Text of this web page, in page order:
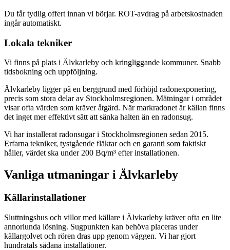
Du får tydlig offert innan vi börjar. ROT-avdrag på arbetskostnaden
ingår automatiskt.
Lokala tekniker
Vi finns på plats i Älvkarleby och kringliggande kommuner. Snabb
tidsbokning och uppföljning.
Älvkarleby ligger på en berggrund med förhöjd radonexponering,
precis som stora delar av Stockholmsregionen. Mätningar i området
visar ofta värden som kräver åtgärd. När markradonet är källan finns
det inget mer effektivt sätt att sänka halten än en radonsug.
Vi har installerat radonsugar i Stockholmsregionen sedan 2015.
Erfarna tekniker, tystgående fläktar och en garanti som faktiskt
håller, värdet ska under 200 Bq/m³ efter installationen.
Vanliga utmaningar i Älvkarleby
Källarinstallationer
Sluttningshus och villor med källare i Älvkarleby kräver ofta en lite
annorlunda lösning. Sugpunkten kan behöva placeras under
källargolvet och rören dras upp genom väggen. Vi har gjort
hundratals sådana installationer.